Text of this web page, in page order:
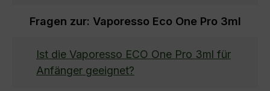
Fragen zur: Vaporesso Eco One Pro 3ml
Ist die Vaporesso ECO One Pro 3ml für
Anfänger geeignet?